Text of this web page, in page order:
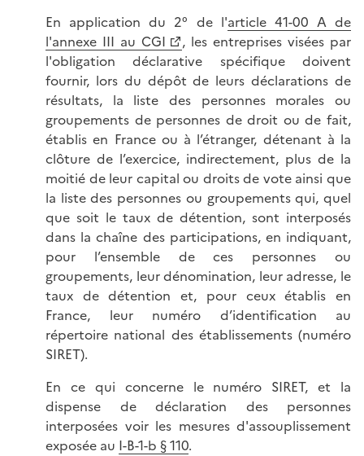
En application du 2° de l'article 41-00 A de
l'annexe III au CGI
, les entreprises visées par
l'obligation déclarative spécifique doivent
fournir, lors du dépôt de leurs déclarations de
résultats, la liste des personnes morales ou
groupements de personnes de droit ou de fait,
établis en France ou à l’étranger, détenant à la
clôture de l’exercice, indirectement, plus de la
moitié de leur capital ou droits de vote ainsi que
la liste des personnes ou groupements qui, quel
que soit le taux de détention, sont interposés
dans la chaîne des participations, en indiquant,
pour l’ensemble de ces personnes ou
groupements, leur dénomination, leur adresse, le
taux de détention et, pour ceux établis en
France, leur numéro d’identification au
répertoire national des établissements (numéro
SIRET).
En ce qui concerne le numéro SIRET, et la
dispense de déclaration des personnes
interposées voir les mesures d'assouplissement
exposée au I-B-1-b § 110.